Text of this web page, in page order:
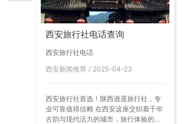
西安旅行社电话查询
西安旅行社电话
西安新闻推荐 / 2025-04-23
西安旅行社首选！陕西逍遥旅行社，专
业可靠值得信赖 在西安这座交织着千年
古韵与现代活力的城市，旅行体验的品